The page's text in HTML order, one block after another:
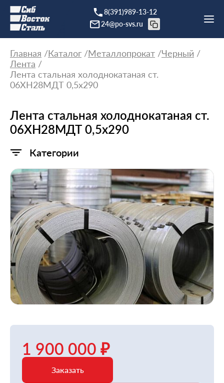
8(391)989-13-12
24@po-svs.ru
Главная Каталог Металлопрокат
Черный
Лента
Лента стальная холоднокатаная ст.
06ХН28МДТ 0,5х290
Лента стальная холоднокатаная ст.
06ХН28МДТ 0,5х290
Категории
1 900 000 ₽
Заказать